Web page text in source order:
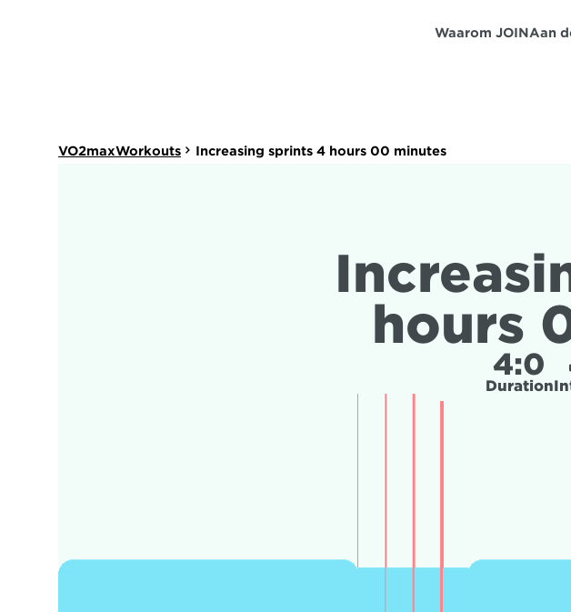
Waarom JOINAan
VO2maxWorkouts Increasing sprints 4 hours 00 minutes
hours
4:0
Duration